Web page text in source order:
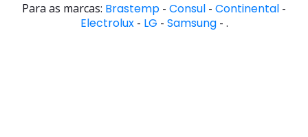
Para as marcas: Brastemp - Consul - Continental -
Electrolux- LG - Samsung- .